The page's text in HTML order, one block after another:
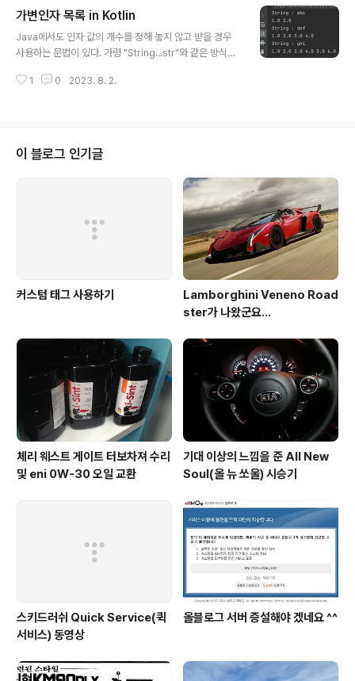
(99)) print("[1, 9, 2] containsAll : ") println(intSet.c
ontainsAll(setOf(1, 9, 2))) print("[1, 9, 5] contains
All :..
가변인자 목록 in Kotlin
Java에서도 인자 값의 개수를 정해 놓지 않고 받을 경우
사용하는 문법이 있다. 가령 "String...str"와 같은 방식이
fun v(s: String, vararg d: Double) { println("String
된 인자값은 Array로 인식된다. kotlin에서 Array는 Jav
a에서의 array와 같다. varargs로 정의하여 Arr..
1 0 2023. 8. 2.
이 블로그 인기글
커스텀 태그 사용하기
Lamborghini Veneno Road
ster가 나왔군요...
체리 웨스트 게이트 터보차져 수리
및 eni 0W-30 오일 교환
기대 이상의 느낌을 준 All New
Soul(올 뉴 쏘울) 시승기
스키드러쉬 Quick Service(퀵
서비스) 동영상
올블로그 서버 증설해야 겠네요 ^^